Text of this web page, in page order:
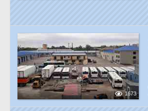
1673